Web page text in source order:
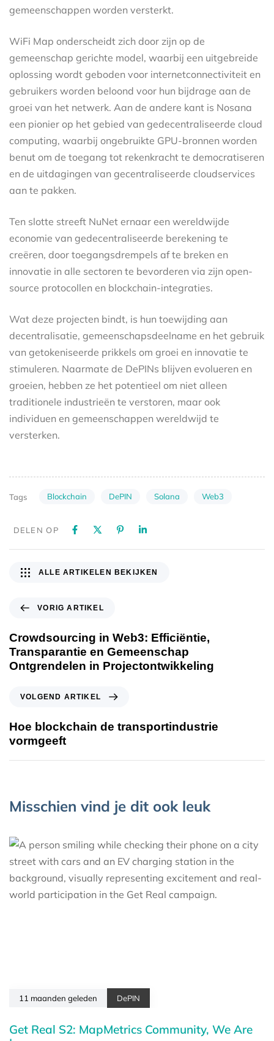
gemeenschappen worden versterkt.
WiFi Map onderscheidt zich door zijn op de
gemeenschap gerichte model, waarbij een uitgebreide
oplossing wordt geboden voor internetconnectiviteit en
gebruikers worden beloond voor hun bijdrage aan de
groei van het netwerk. Aan de andere kant is Nosana
een pionier op het gebied van gedecentraliseerde cloud
computing, waarbij ongebruikte GPU-bronnen worden
benut om de toegang tot rekenkracht te democratiseren
en de uitdagingen van gecentraliseerde cloudservices
aan te pakken.
Ten slotte streeft NuNet ernaar een wereldwijde
economie van gedecentraliseerde berekening te
creëren, door toegangsdrempels af te breken en
innovatie in alle sectoren te bevorderen via zijn open-
source protocollen en blockchain-integraties.
Wat deze projecten bindt, is hun toewijding aan
decentralisatie, gemeenschapsdeelname en het gebruik
van getokeniseerde prikkels om groei en innovatie te
stimuleren. Naarmate de DePINs blijven evolueren en
groeien, hebben ze het potentieel om niet alleen
traditionele industrieën te verstoren, maar ook
individuen en gemeenschappen wereldwijd te
versterken.
Tags Blockchain DePIN Solana Web3
DELEN OP
VORIG ARTIKEL
Crowdsourcing in Web3: Efficiëntie,
Transparantie en Gemeenschap
Ontgrendelen in Projectontwikkeling
ALLE ARTIKELEN BEKIJKEN
VOLGEND ARTIKEL
Hoe blockchain de transportindustrie
vormgeeft
Misschien vind je dit ook leuk
11 maanden geleden DePIN
Get Real S2: MapMetrics Community, We Are